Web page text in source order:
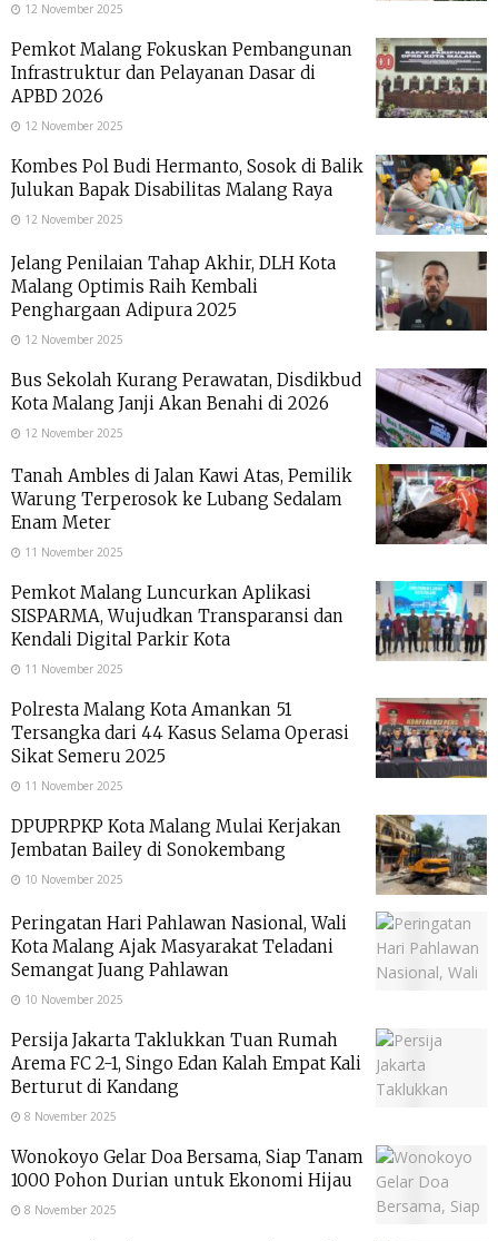
12 November 2025
Pemkot Malang Fokuskan Pembangunan
Infrastruktur dan Pelayanan Dasar di
APBD 2026
12 November 2025
Kombes Pol Budi Hermanto, Sosok di Balik
Julukan Bapak Disabilitas Malang Raya
12 November 2025
Jelang Penilaian Tahap Akhir, DLH Kota
Malang Optimis Raih Kembali
Penghargaan Adipura 2025
12 November 2025
Bus Sekolah Kurang Perawatan, Disdikbud
Kota Malang Janji Akan Benahi di 2026
12 November 2025
Tanah Ambles di Jalan Kawi Atas, Pemilik
Warung Terperosok ke Lubang Sedalam
Enam Meter
11 November 2025
Pemkot Malang Luncurkan Aplikasi
SISPARMA, Wujudkan Transparansi dan
Kendali Digital Parkir Kota
11 November 2025
Polresta Malang Kota Amankan 51
Tersangka dari 44 Kasus Selama Operasi
Sikat Semeru 2025
11 November 2025
DPUPRPKP Kota Malang Mulai Kerjakan
Jembatan Bailey di Sonokembang
10 November 2025
Peringatan Hari Pahlawan Nasional, Wali
Kota Malang Ajak Masyarakat Teladani
Semangat Juang Pahlawan
10 November 2025
Persija Jakarta Taklukkan Tuan Rumah
Arema FC 2-1, Singo Edan Kalah Empat Kali
Berturut di Kandang
8 November 2025
Wonokoyo Gelar Doa Bersama, Siap Tanam
1000 Pohon Durian untuk Ekonomi Hijau
8 November 2025